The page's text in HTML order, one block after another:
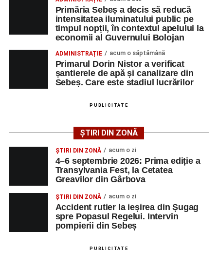
Adaugă-ne ca sursă preferată
Urmărește-ne pe Google News
Ultimele știri din Sebeș
Femeie de 66 de ani, transportată în stare gravă la
strada Dorobanți din Sebeș
Accident pe strada Dorobanți din Sebeș: fermeie
de 66 de ani rănită grav, după ce a fost lovită de o
motocicletă
4–6 septembrie 2026: Prima ediție a Transylvania
Fest, la Cetatea Greavilor din Gârbova
Primăria Sebeș a decis să reducă
intensitatea iluminatului public pe
timpul nopții, în contextul apelului la
economii al Guvernului Bolojan
ADMINISTRAȚIE acum o săptămână
Primarul Dorin Nistor a verificat
șantierele de apă și canalizare din
Sebeș. Care este stadiul lucrărilor
PUBLICITATE
ȘTIRI DIN ZONĂ
ȘTIRI DIN ZONĂ acum o zi
4–6 septembrie 2026: Prima ediție a
Transylvania Fest, la Cetatea
Greavilor din Gârbova
ȘTIRI DIN ZONĂ acum o zi
Accident rutier la ieșirea din Șugag
spre Popasul Regelui. Intervin
pompierii din Sebeș
PUBLICITATE